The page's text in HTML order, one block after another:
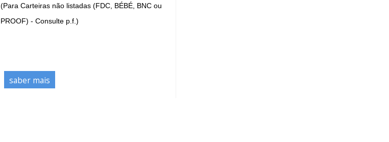
(Para Carteiras não listadas (FDC, BÉBÉ, BNC ou
PROOF) - Consulte p.f.)
saber mais